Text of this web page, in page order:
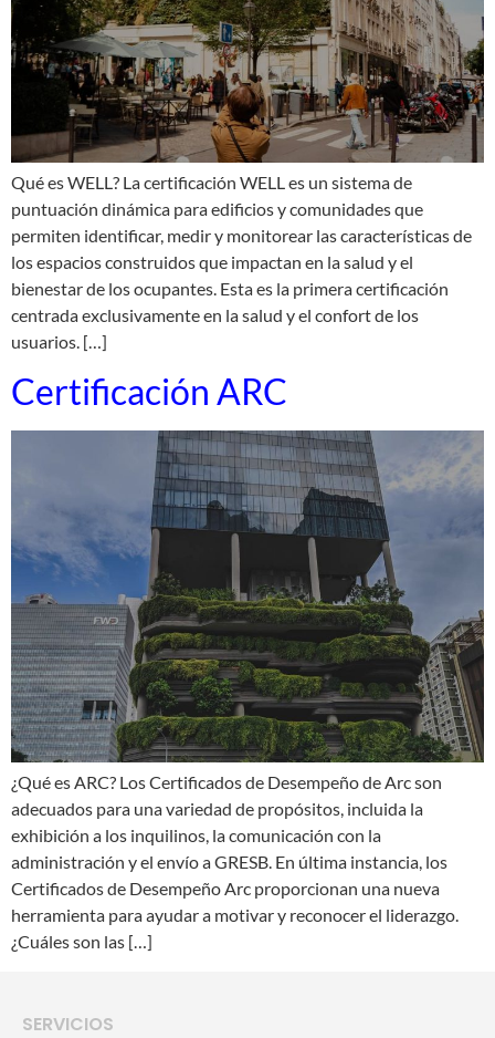
Qué es WELL? La certificación WELL es un sistema de
puntuación dinámica para edificios y comunidades que
permiten identificar, medir y monitorear las características de
los espacios construidos que impactan en la salud y el
bienestar de los ocupantes. Esta es la primera certificación
centrada exclusivamente en la salud y el confort de los
usuarios. […]
Certificación ARC
¿Qué es ARC? Los Certificados de Desempeño de Arc son
adecuados para una variedad de propósitos, incluida la
exhibición a los inquilinos, la comunicación con la
administración y el envío a GRESB. En última instancia, los
Certificados de Desempeño Arc proporcionan una nueva
herramienta para ayudar a motivar y reconocer el liderazgo.
¿Cuáles son las […]
SERVICIOS